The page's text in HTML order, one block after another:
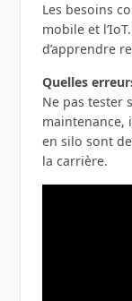
Les besoins
mobile et
d’apprendre
Quelles
Ne pas tester
maintenance,
en silo sont
la carrière.